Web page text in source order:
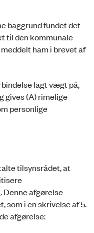
baggrund fundet det
til den kommunale
ham i brevet af
lagt vægt på,
gives (A) rimelige
personlige
tilsynsrådet, at
Denne afgørelse
som i en skrivelse af 5.
afgørelse: